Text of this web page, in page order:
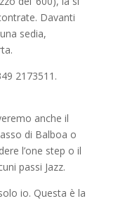
Davanti
sedia,
2173511.
anche il
di Balboa o
l’one step o il
passi Jazz.
io. Questa è la